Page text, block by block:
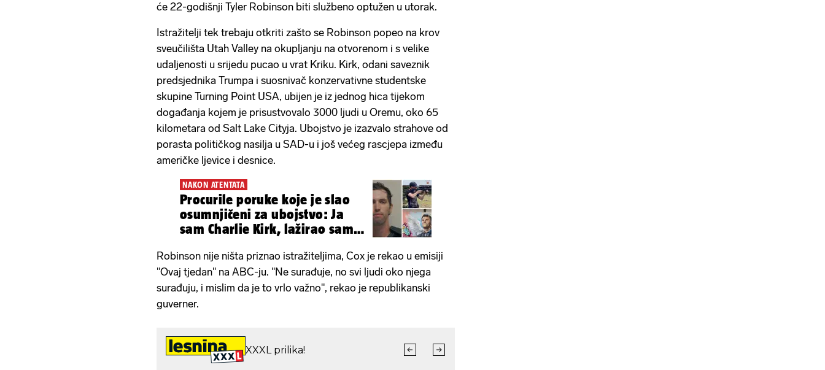
će 22-godišnji Tyler Robinson biti službeno optužen u utorak.
Istražitelji tek trebaju otkriti zašto se Robinson popeo na krov
sveučilišta Utah Valley na okupljanju na otvorenom i s velike
udaljenosti u srijedu pucao u vrat Kriku. Kirk, odani saveznik
predsjednika Trumpa i suosnivač konzervativne studentske
skupine Turning Point USA, ubijen je iz jednog hica tijekom
događanja kojem je prisustvovalo 3000 ljudi u Oremu, oko 65
kilometara od Salt Lake Cityja. Ubojstvo je izazvalo strahove od
porasta političkog nasilja u SAD-u i još većeg rascjepa između
američke ljevice i desnice.
NAKON ATENTATA
Procurile poruke koje je slao
osumnjičeni za ubojstvo: Ja
sam Charlie Kirk, lažirao sam
Robinson nije ništa priznao istražiteljima, Cox je rekao u emisiji
"Ovaj tjedan" na ABC-ju. "Ne surađuje, no svi ljudi oko njega
surađuju, i mislim da je to vrlo važno", rekao je republikanski
guverner.